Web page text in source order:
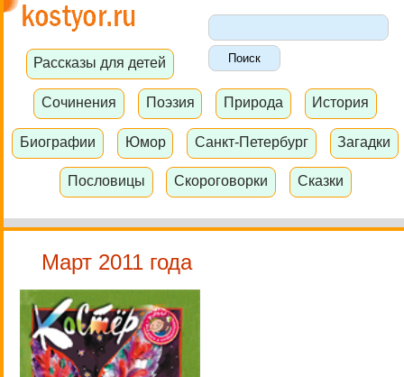
Рассказы для детей
Сочинения Поэзия Природа История
Биографии Юмор Санкт-Петербург Загадки
Пословицы Скороговорки Сказки
Март 2011 года